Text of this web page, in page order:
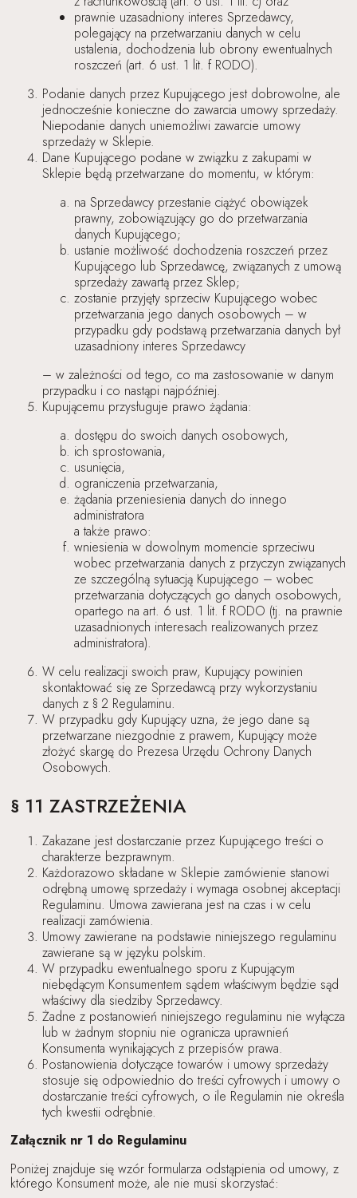
prawnie uzasadniony interes Sprzedawcy,
polegający na przetwarzaniu danych w celu
ustalenia, dochodzenia lub obrony ewentualnych
roszczeń (art. 6 ust. 1 lit. f RODO).
Podanie danych przez Kupującego jest dobrowolne, ale
jednocześnie konieczne do zawarcia umowy sprzedaży.
Niepodanie danych uniemożliwi zawarcie umowy
sprzedaży w Sklepie.
Dane Kupującego podane w związku z zakupami w
Sklepie będą przetwarzane do momentu, w którym:
na Sprzedawcy przestanie ciążyć obowiązek
prawny, zobowiązujący go do przetwarzania
danych Kupującego;
ustanie możliwość dochodzenia roszczeń przez
Kupującego lub Sprzedawcę, związanych z umową
sprzedaży zawartą przez Sklep;
zostanie przyjęty sprzeciw Kupującego wobec
przetwarzania jego danych osobowych – w
przypadku gdy podstawą przetwarzania danych był
uzasadniony interes Sprzedawcy
– w zależności od tego, co ma zastosowanie w danym
przypadku i co nastąpi najpóźniej.
Kupującemu przysługuje prawo żądania:
dostępu do swoich danych osobowych,
ich sprostowania,
usunięcia,
ograniczenia przetwarzania,
żądania przeniesienia danych do innego
administratora
a także prawo:
wniesienia w dowolnym momencie sprzeciwu
wobec przetwarzania danych z przyczyn związanych
ze szczególną sytuacją Kupującego – wobec
przetwarzania dotyczących go danych osobowych,
opartego na art. 6 ust. 1 lit. f RODO (tj. na prawnie
uzasadnionych interesach realizowanych przez
administratora).
W celu realizacji swoich praw, Kupujący powinien
skontaktować się ze Sprzedawcą przy wykorzystaniu
danych z § 2 Regulaminu.
W przypadku gdy Kupujący uzna, że jego dane są
przetwarzane niezgodnie z prawem, Kupujący może
złożyć skargę do Prezesa Urzędu Ochrony Danych
Osobowych.
§ 11 ZASTRZEŻENIA
Zakazane jest dostarczanie przez Kupującego treści o
charakterze bezprawnym.
Każdorazowo składane w Sklepie zamówienie stanowi
odrębną umowę sprzedaży i wymaga osobnej akceptacji
Regulaminu. Umowa zawierana jest na czas i w celu
realizacji zamówienia.
Umowy zawierane na podstawie niniejszego regulaminu
zawierane są w języku polskim.
W przypadku ewentualnego sporu z Kupującym
niebędącym Konsumentem sądem właściwym będzie sąd
właściwy dla siedziby Sprzedawcy.
Żadne z postanowień niniejszego regulaminu nie wyłącza
lub w żadnym stopniu nie ogranicza uprawnień
Konsumenta wynikających z przepisów prawa.
Postanowienia dotyczące towarów i umowy sprzedaży
stosuje się odpowiednio do treści cyfrowych i umowy o
dostarczanie treści cyfrowych, o ile Regulamin nie określa
tych kwestii odrębnie.
Załącznik nr 1 do Regulaminu
Poniżej znajduje się wzór formularza odstąpienia od umowy, z
którego Konsument może, ale nie musi skorzystać: